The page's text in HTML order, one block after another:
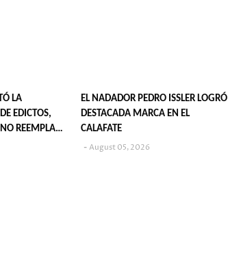
LA
EDICTOS,
REEMPLAZA
DIARIOS
EL NADADOR PEDRO ISSLER LOGRÓ
DESTACADA MARCA EN EL
CALAFATE
August 05, 2026